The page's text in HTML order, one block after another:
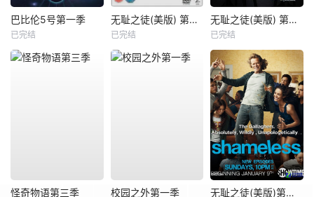
巴比伦5号第一季
已完结
无耻之徒(美版) 第四季
已完结
无耻之徒(美版) 第五季
已完结
怪奇物语第三季 校园之外第一季 无耻之徒(美版)第一季